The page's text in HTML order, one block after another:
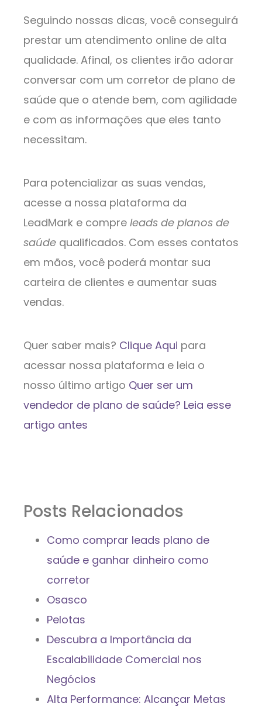
Seguindo nossas dicas, você conseguirá
prestar um atendimento online de alta
qualidade. Afinal, os clientes irão adorar
conversar com um corretor de plano de
saúde que o atende bem, com agilidade
e com as informações que eles tanto
necessitam.
Para potencializar as suas vendas,
acesse a nossa plataforma da
LeadMark e compre leads de planos de
saúde qualificados. Com esses contatos
em mãos, você poderá montar sua
carteira de clientes e aumentar suas
vendas.
Quer saber mais? Clique Aqui para
acessar nossa plataforma e leia o
nosso último artigo Quer ser um
vendedor de plano de saúde? Leia esse
artigo antes
Posts Relacionados
Como comprar leads plano de
saúde e ganhar dinheiro como
corretor
Osasco
Pelotas
Descubra a Importância da
Escalabilidade Comercial nos
Negócios
Alta Performance: Alcançar Metas